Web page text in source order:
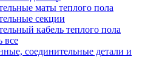
маты теплого пола
секции
кабель теплого пола
все
соединительные детали и